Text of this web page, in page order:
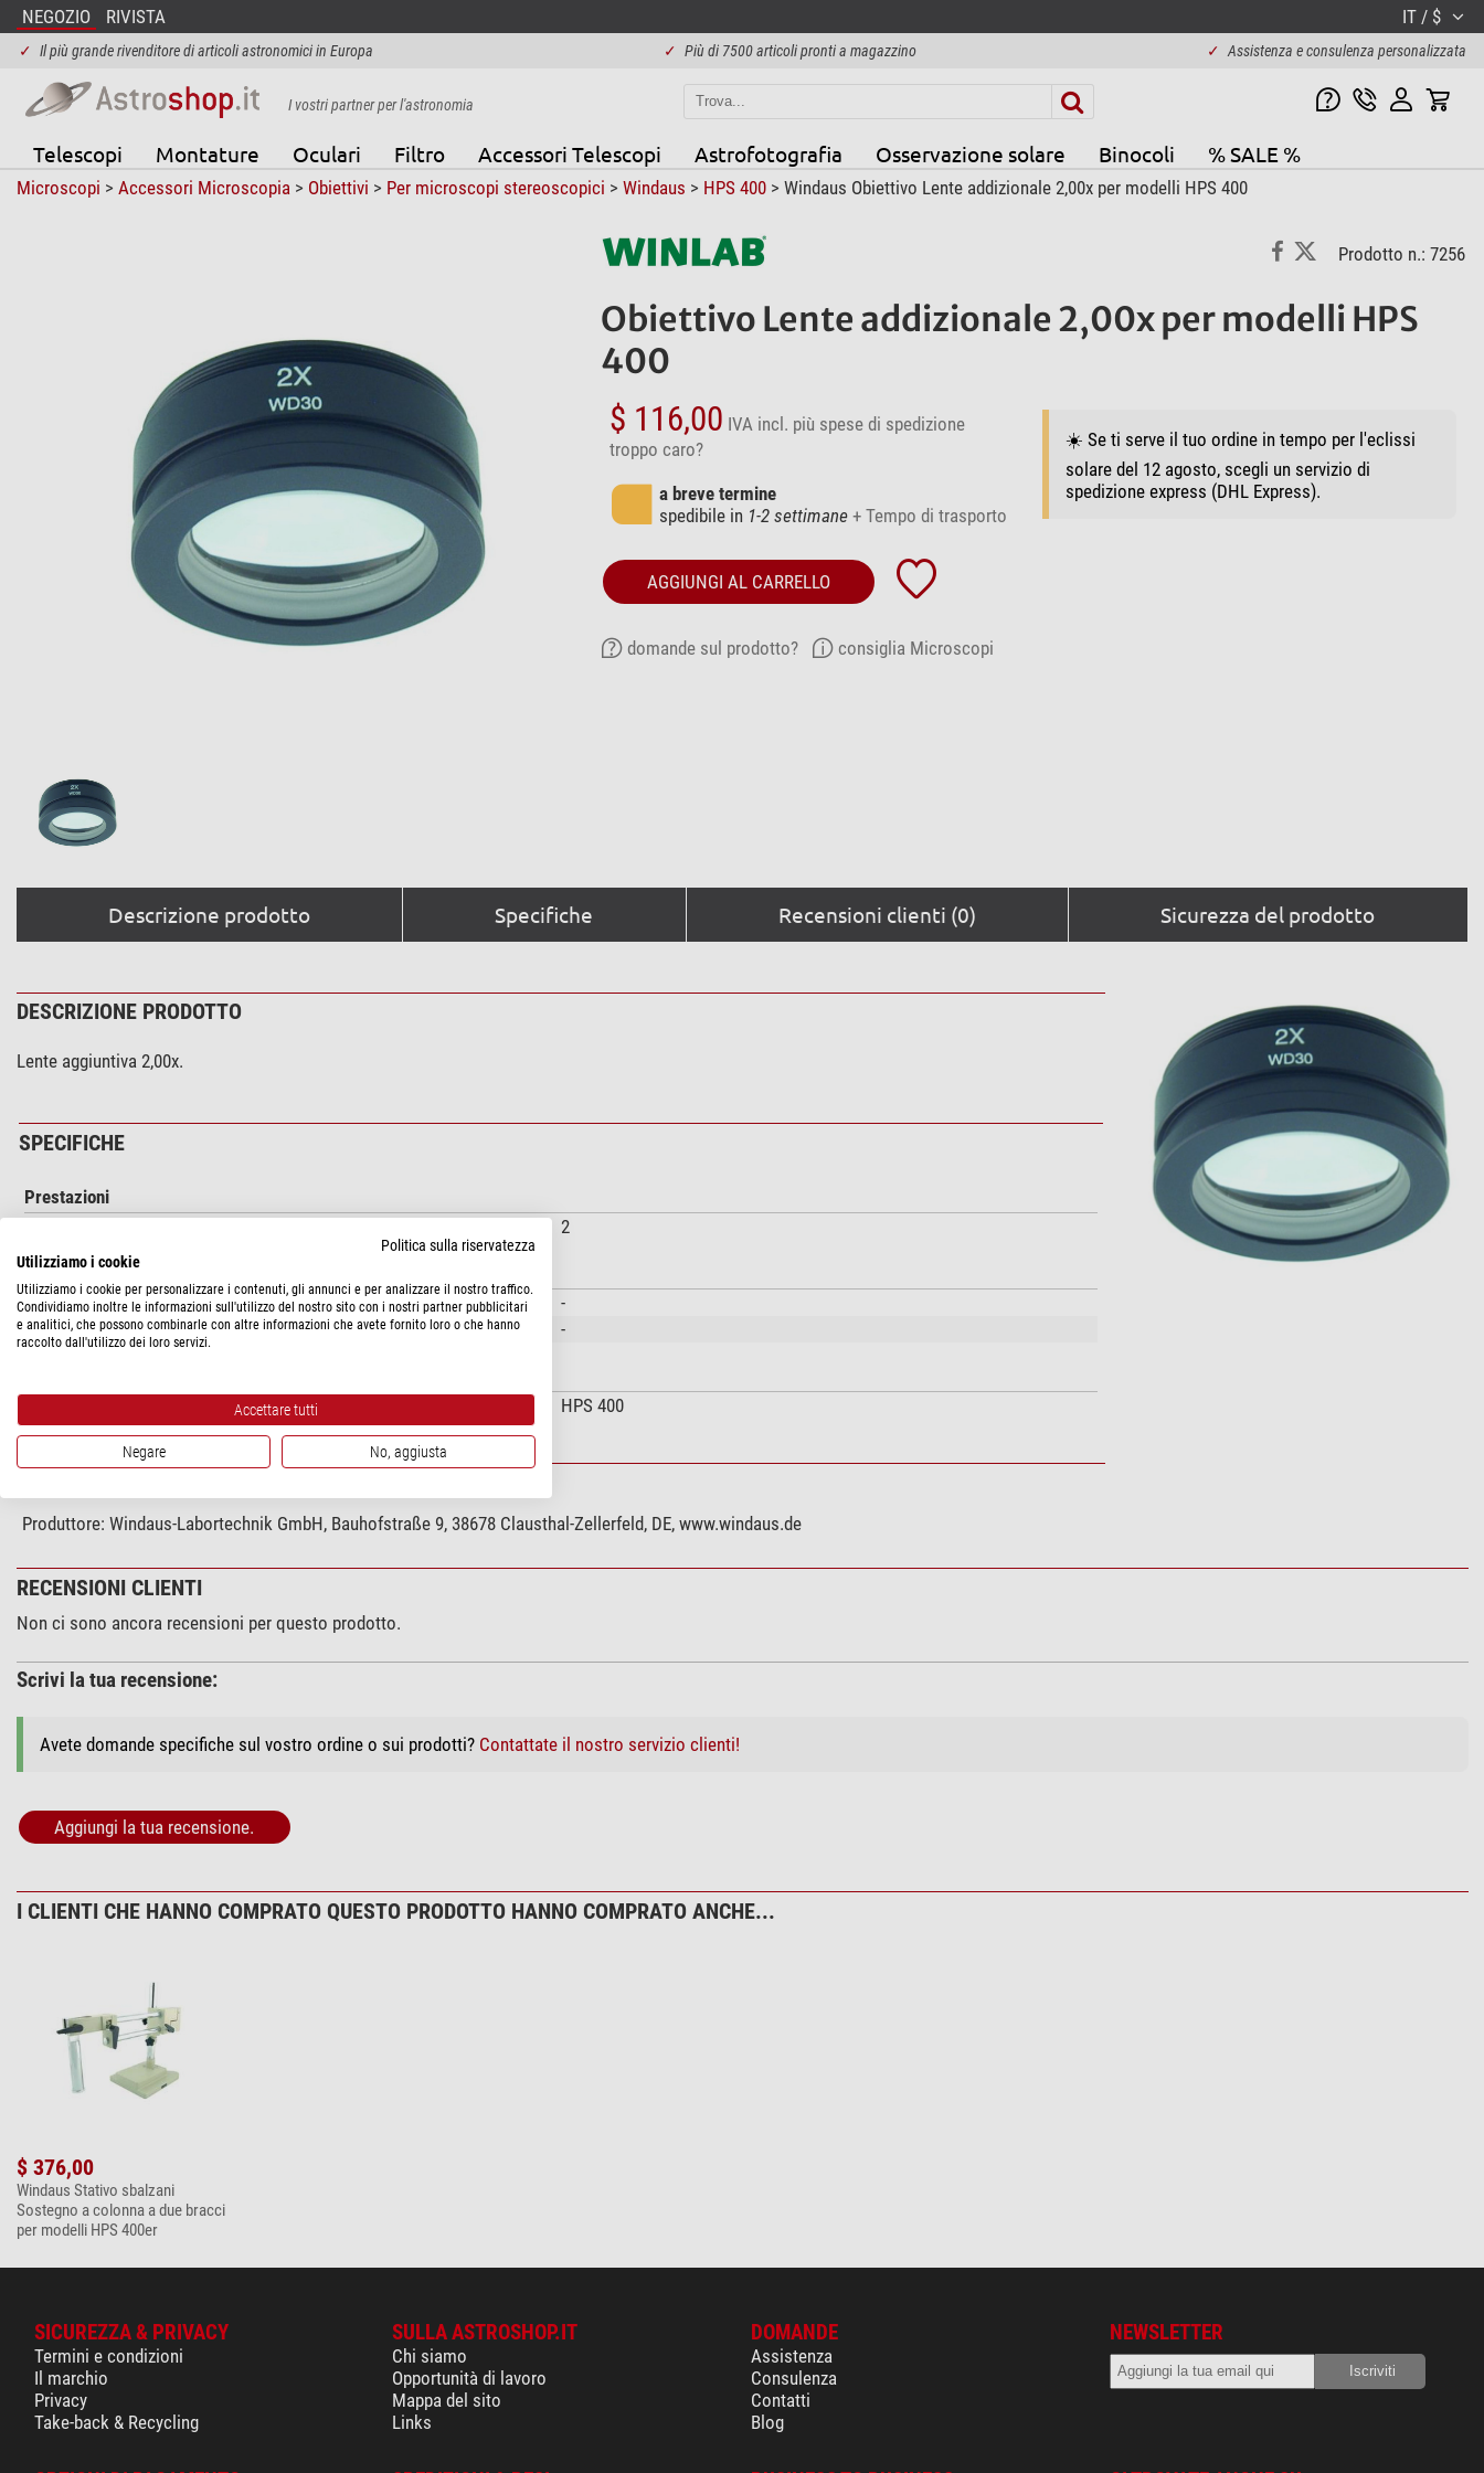
NEGOZIO RIVISTA IT / $
✓ Il più grande rivenditore di articoli astronomici in Europa ✓ Più di 7500 articoli pronti a magazzino ✓ Assistenza e consulenza personalizzata
I vostri partner per l'astronomia
Telescopi Montature Oculari Filtro Accessori Telescopi Astrofotografia Osservazione solare Binocoli % SALE %
Microscopi > Accessori Microscopia > Obiettivi > Per microscopi stereoscopici > Windaus > HPS 400> Windaus Obiettivo Lente addizionale 2,00x per modelli HPS 400
Prodotto n.: 7256
Obiettivo Lente addizionale 2,00x per modelli HPS
400
$ 116,00 IVA incl. più spese di spedizione
troppo caro?
a breve termine
spedibile in 1-2 settimane + Tempo di trasporto
☀️ Se ti serve il tuo ordine in tempo per l'eclissi
solare del 12 agosto, scegli un servizio di
spedizione express (DHL Express).
AGGIUNGI AL CARRELLO
domande sul prodotto? consiglia Microscopi
Descrizione prodotto Specifiche Recensioni clienti (0) Sicurezza del prodotto
DESCRIZIONE PRODOTTO
Lente aggiuntiva 2,00x.
SPECIFICHE
Prestazioni
2
Particolarità
Obiettivo ad immersione
-
Linguetta di protezione dei preparati
-
HPS 400
Produttore: Windaus-Labortechnik GmbH, Bauhofstraße 9, 38678 Clausthal-Zellerfeld, DE, www.windaus.de
RECENSIONI CLIENTI
Non ci sono ancora recensioni per questo prodotto.
Scrivi la tua recensione:
Avete domande specifiche sul vostro ordine o sui prodotti? Contattate il nostro servizio clienti!
Aggiungi la tua recensione.
I CLIENTI CHE HANNO COMPRATO QUESTO PRODOTTO HANNO COMPRATO ANCHE...
$ 376,00
Windaus Stativo sbalzani
Sostegno a colonna a due bracci
per modelli HPS 400er
SICUREZZA & PRIVACY
Termini e condizioni
Il marchio
Privacy
Take-back & Recycling
SULLA ASTROSHOP.IT
Chi siamo
Opportunità di lavoro
Mappa del sito
Links
DOMANDE
Assistenza
Consulenza
Contatti
Blog
NEWSLETTER
Politica sulla riservatezza
Utilizziamo i cookie
Utilizziamo i cookie per personalizzare i contenuti, gli annunci e per analizzare il nostro traffico.
Condividiamo inoltre le informazioni sull'utilizzo del nostro sito con i nostri partner pubblicitari
e analitici, che possono combinarle con altre informazioni che avete fornito loro o che hanno
raccolto dall'utilizzo dei loro servizi.
Accettare tutti
Negare No, aggiusta